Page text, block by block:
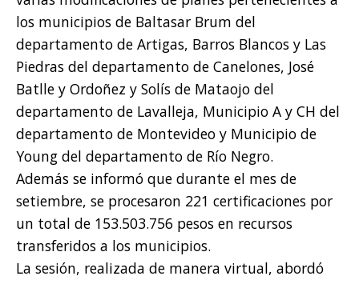
los municipios de Baltasar Brum del
departamento de Artigas, Barros Blancos y Las
Piedras del departamento de Canelones, José
Batlle y Ordoñez y Solís de Mataojo del
departamento de Lavalleja, Municipio A y CH del
departamento de Montevideo y Municipio de
Young del departamento de Río Negro.
Además se informó que durante el mes de
setiembre, se procesaron 221 certificaciones por
un total de 153.503.756 pesos en recursos
transferidos a los municipios.
La sesión, realizada de manera virtual, abordó